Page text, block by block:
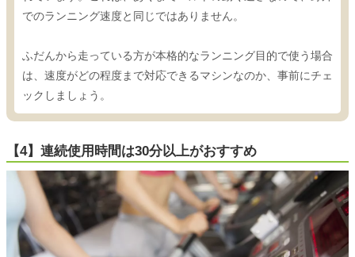
でのランニング速度と同じではありません。
ふだんから走っている方が本格的なランニング目的で使う場合
は、速度がどの程度まで対応できるマシンなのか、事前にチェ
ックしましょう。
【4】連続使用時間は30分以上がおすすめ